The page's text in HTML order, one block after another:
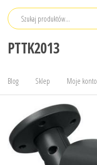
Przejdź
PTTK2013
Blog Sklep Moje konto